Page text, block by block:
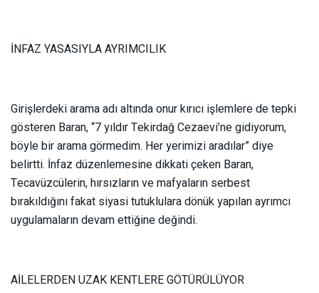
İNFAZ YASASIYLA AYRIMCILIK
Girişlerdeki arama adı altında onur kırıcı işlemlere de tepki
gösteren Baran, “7 yıldır Tekirdağ Cezaevi’ne gidiyorum,
böyle bir arama görmedim. Her yerimizi aradılar” diye
belirtti. İnfaz düzenlemesine dikkati çeken Baran,
Tecavüzcülerin, hırsızların ve mafyaların serbest
bırakıldığını fakat siyasi tutuklulara dönük yapılan ayrımcı
uygulamaların devam ettiğine değindi.
AİLELERDEN UZAK KENTLERE GÖTÜRÜLÜYOR